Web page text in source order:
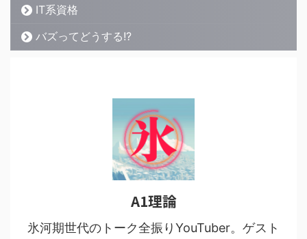
IT系資格
バズってどうする!?
A1理論
氷河期世代のトーク全振りYouTuber。ゲスト